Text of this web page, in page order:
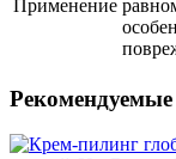
Применение